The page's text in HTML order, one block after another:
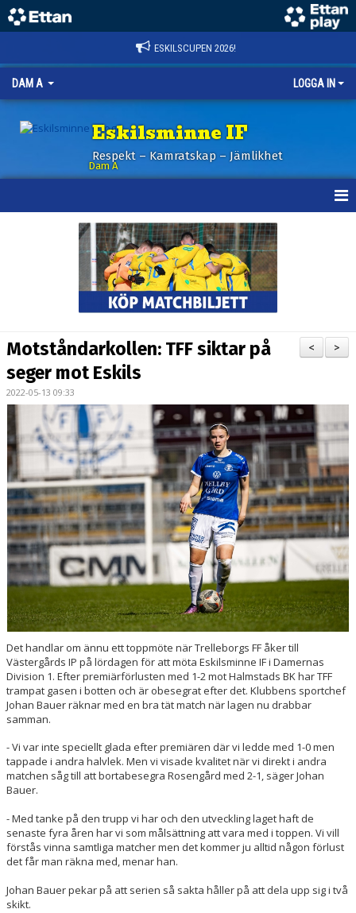
ESKILSCUPEN 2026!
DAM A LOGGA IN
Eskilsminne IF
Respekt – Kamratskap – Jämlikhet
Dam A
BILDGALLERI
DOKUMENT
KONTAKT
MATCHER
DIV. 1 SÖDRA
DAM AKADEMI - DIVISION 2
>
<
Motståndarkollen: TFF siktar på
seger mot Eskils
2022-05-13 09:33
Det handlar om ännu ett toppmöte när Trelleborgs FF åker till
Västergårds IP på lördagen för att möta Eskilsminne IF i Damernas
Division 1. Efter premiärförlusten med 1-2 mot Halmstads BK har TFF
trampat gasen i botten och är obesegrat efter det. Klubbens sportchef
Johan Bauer räknar med en bra tät match när lagen nu drabbar
samman.
- Vi var inte speciellt glada efter premiären där vi ledde med 1-0 men
tappade i andra halvlek. Men vi visade kvalitet när vi direkt i andra
matchen såg till att bortabesegra Rosengård med 2-1, säger Johan
Bauer.
- Med tanke på den trupp vi har och den utveckling laget haft de
senaste fyra åren har vi som målsättning att vara med i toppen. Vi vill
förstås vinna samtliga matcher men det kommer ju alltid någon förlust
det får man räkna med, menar han.
Johan Bauer pekar på att serien så sakta håller på att dela upp sig i två
skikt.